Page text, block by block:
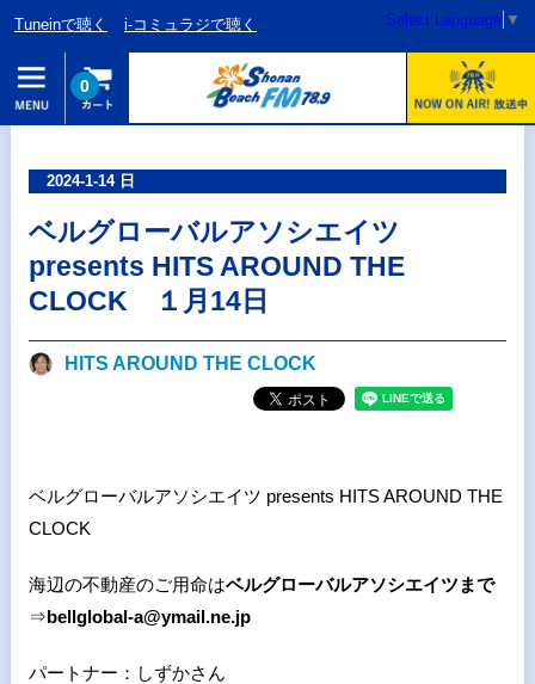
Tuneinで聴く i-コミュラジで聴く Select Language ▼
0
2024-1-14 日
ベルグローバルアソシエイツ
presents HITS AROUND THE
CLOCK １月14日
HITS AROUND THE CLOCK
ベルグローバルアソシエイツ presents HITS AROUND THE
CLOCK
海辺の不動産のご用命はベルグローバルアソシエイツまで
⇒bellglobal-a@ymail.ne.jp
パートナー：しずかさん